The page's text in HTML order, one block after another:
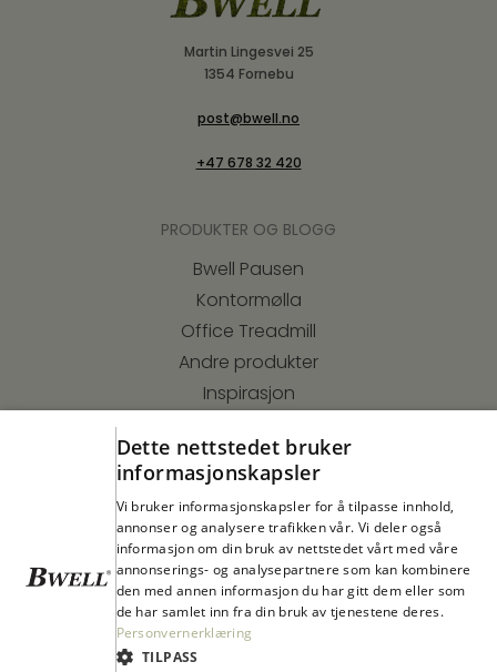
Martin Lingesvei 25
1354 Fornebu
post@bwell.no
+47 678 32 420
PRODUKTER OG BLOGG
Bwell Pausen
Kontormølla
Office Treadmill
Andre produkter
Inspirasjon
Værekraftkonferansen
RESSURSER
Kunder
Partnere
Webinar
Dette nettstedet bruker
informasjonskapsler
Vi bruker informasjonskapsler for å tilpasse innhold,
annonser og analysere trafikken vår. Vi deler også
informasjon om din bruk av nettstedet vårt med våre
annonserings- og analysepartnere som kan kombinere
den med annen informasjon du har gitt dem eller som
de har samlet inn fra din bruk av tjenestene deres.
Personvernerklæring
TILPASS